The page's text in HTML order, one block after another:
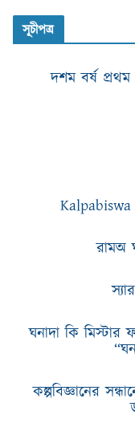
সূচীপত্র
দশম বর্ষ প্রথম
রামঅ
ঘনাদা কি মিস্টার
কল্পবিজ্ঞানের